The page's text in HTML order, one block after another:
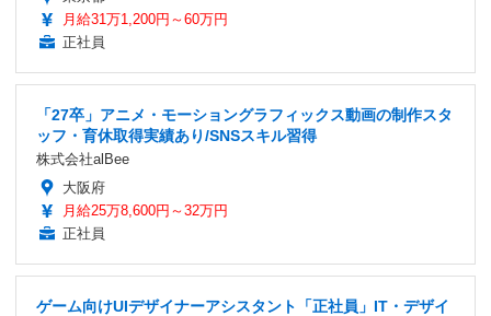
月給31万1,200円～60万円
正社員
「27卒」アニメ・モーショングラフィックス動画の制作スタ
ッフ・育休取得実績あり/SNSスキル習得
株式会社alBee
大阪府
月給25万8,600円～32万円
正社員
ゲーム向けUIデザイナーアシスタント「正社員」IT・デザイ